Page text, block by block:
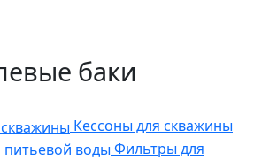
баки
Кессоны для скважины
Фильтры для